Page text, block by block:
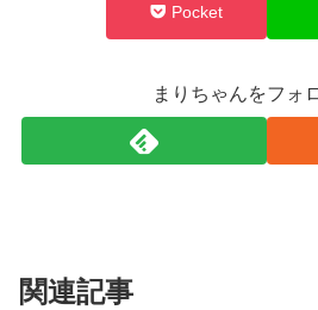
Pocket
まりちゃんをフォ
関連記事